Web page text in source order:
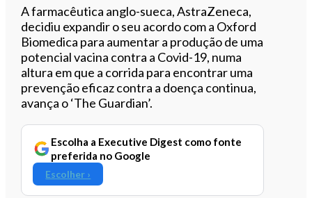
Ouvir este artigo
A farmacêutica anglo-sueca, AstraZeneca,
decidiu expandir o seu acordo com a Oxford
Biomedica para aumentar a produção de uma
potencial vacina contra a Covid-19, numa
altura em que a corrida para encontrar uma
prevenção eficaz contra a doença continua,
avança o ‘The Guardian’.
Escolha a Executive Digest como fonte
preferida no Google
Escolher ›